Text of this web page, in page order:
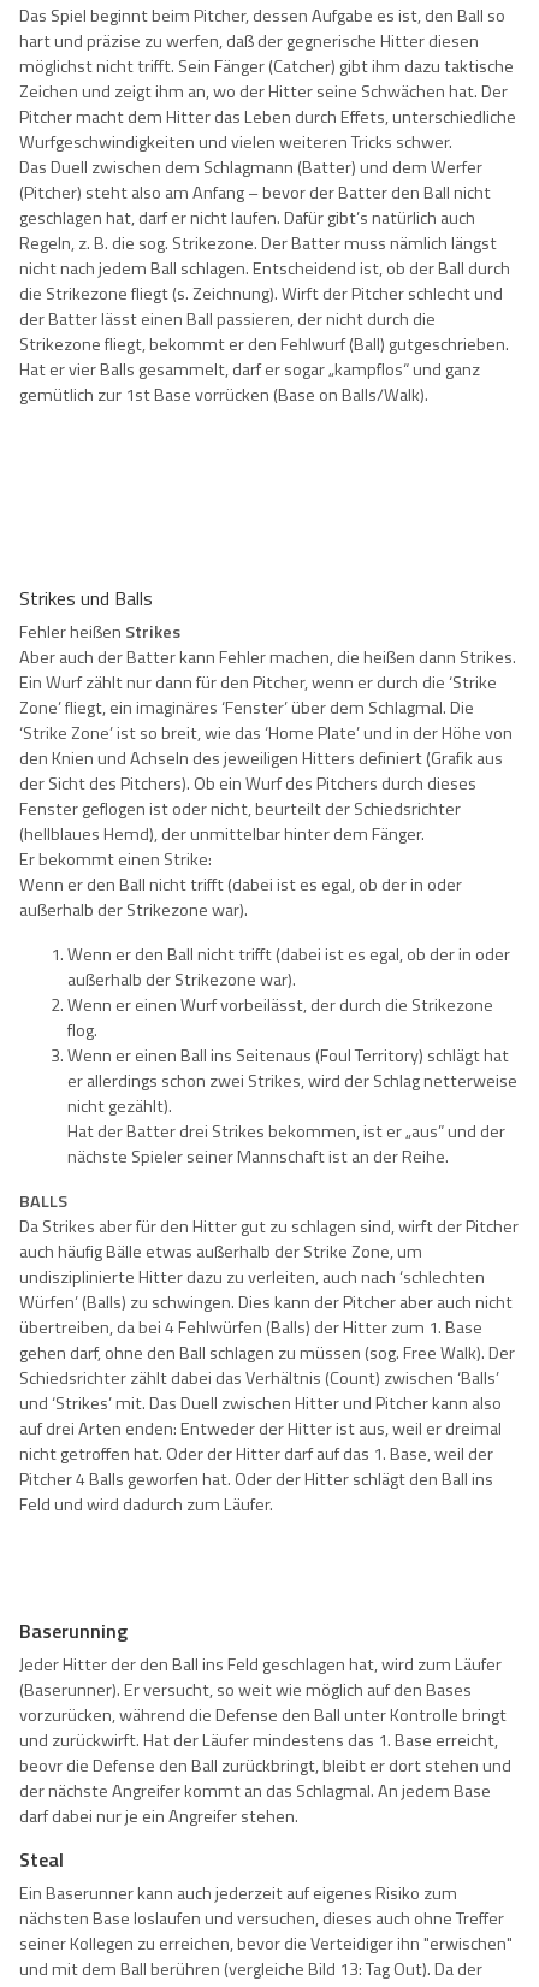
Das Spiel beginnt beim Pitcher, dessen Aufgabe es ist, den Ball so
hart und präzise zu werfen, daß der gegnerische Hitter diesen
möglichst nicht trifft. Sein Fänger (Catcher) gibt ihm dazu taktische
Zeichen und zeigt ihm an, wo der Hitter seine Schwächen hat. Der
Pitcher macht dem Hitter das Leben durch Effets, unterschiedliche
Wurfgeschwindigkeiten und vielen weiteren Tricks schwer.
Das Duell zwischen dem Schlagmann (Batter) und dem Werfer
(Pitcher) steht also am Anfang – bevor der Batter den Ball nicht
geschlagen hat, darf er nicht laufen. Dafür gibt’s natürlich auch
Regeln, z. B. die sog. Strikezone. Der Batter muss nämlich längst
nicht nach jedem Ball schlagen. Entscheidend ist, ob der Ball durch
die Strikezone fliegt (s. Zeichnung). Wirft der Pitcher schlecht und
der Batter lässt einen Ball passieren, der nicht durch die
Strikezone fliegt, bekommt er den Fehlwurf (Ball) gutgeschrieben.
Hat er vier Balls gesammelt, darf er sogar „kampflos“ und ganz
gemütlich zur 1st Base vorrücken (Base on Balls/Walk).
Strikes und Balls
Fehler heißen Strikes
Aber auch der Batter kann Fehler machen, die heißen dann Strikes.
Ein Wurf zählt nur dann für den Pitcher, wenn er durch die ‘Strike
Zone’ fliegt, ein imaginäres ‘Fenster’ über dem Schlagmal. Die
‘Strike Zone’ ist so breit, wie das ‘Home Plate’ und in der Höhe von
den Knien und Achseln des jeweiligen Hitters definiert (Grafik aus
der Sicht des Pitchers). Ob ein Wurf des Pitchers durch dieses
Fenster geflogen ist oder nicht, beurteilt der Schiedsrichter
(hellblaues Hemd), der unmittelbar hinter dem Fänger.
Er bekommt einen Strike:
Wenn er den Ball nicht trifft (dabei ist es egal, ob der in oder
außerhalb der Strikezone war).
Wenn er den Ball nicht trifft (dabei ist es egal, ob der in oder
außerhalb der Strikezone war).
Wenn er einen Wurf vorbeilässt, der durch die Strikezone
flog.
Wenn er einen Ball ins Seitenaus (Foul Territory) schlägt hat
er allerdings schon zwei Strikes, wird der Schlag netterweise
nicht gezählt).
Hat der Batter drei Strikes bekommen, ist er „aus” und der
nächste Spieler seiner Mannschaft ist an der Reihe.
BALLS
Da Strikes aber für den Hitter gut zu schlagen sind, wirft der Pitcher
auch häufig Bälle etwas außerhalb der Strike Zone, um
undisziplinierte Hitter dazu zu verleiten, auch nach ‘schlechten
Würfen’ (Balls) zu schwingen. Dies kann der Pitcher aber auch nicht
übertreiben, da bei 4 Fehlwürfen (Balls) der Hitter zum 1. Base
gehen darf, ohne den Ball schlagen zu müssen (sog. Free Walk). Der
Schiedsrichter zählt dabei das Verhältnis (Count) zwischen ‘Balls’
und ‘Strikes’ mit. Das Duell zwischen Hitter und Pitcher kann also
auf drei Arten enden: Entweder der Hitter ist aus, weil er dreimal
nicht getroffen hat. Oder der Hitter darf auf das 1. Base, weil der
Pitcher 4 Balls geworfen hat. Oder der Hitter schlägt den Ball ins
Feld und wird dadurch zum Läufer.
Baserunning
Jeder Hitter der den Ball ins Feld geschlagen hat, wird zum Läufer
(Baserunner). Er versucht, so weit wie möglich auf den Bases
vorzurücken, während die Defense den Ball unter Kontrolle bringt
und zurückwirft. Hat der Läufer mindestens das 1. Base erreicht,
beovr die Defense den Ball zurückbringt, bleibt er dort stehen und
der nächste Angreifer kommt an das Schlagmal. An jedem Base
darf dabei nur je ein Angreifer stehen.
Steal
Ein Baserunner kann auch jederzeit auf eigenes Risiko zum
nächsten Base loslaufen und versuchen, dieses auch ohne Treffer
seiner Kollegen zu erreichen, bevor die Verteidiger ihn "erwischen"
und mit dem Ball berühren (vergleiche Bild 13: Tag Out). Da der